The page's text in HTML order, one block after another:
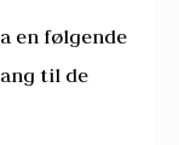
en følgende
til de